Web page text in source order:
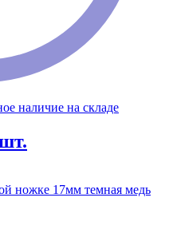
наличие на складе
ножке 17мм темная медь